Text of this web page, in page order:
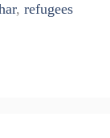
, refugees